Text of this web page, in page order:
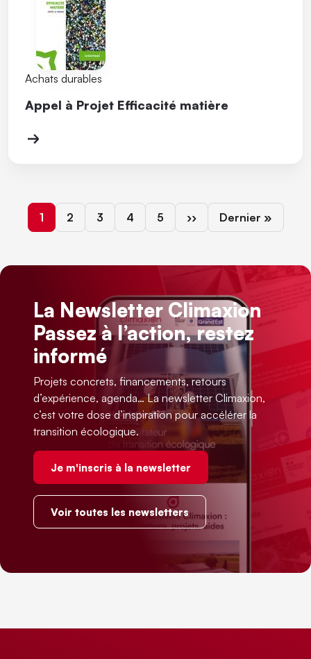
Achats durables
Appel à Projet Efficacité matière
Page courante
1 Page
2 Page
3 Page
4 Page
5 Page suivante
›› Dernière page
Dernier »
La Newsletter Climaxion
Passez à l’action, restez
informé
Projets concrets, financements, retours
d’expérience, agenda… La newsletter Climaxion,
c’est votre dose d’inspiration pour accélérer la
transition écologique.
Je m'inscris à la newsletter
Voir toutes les newsletters